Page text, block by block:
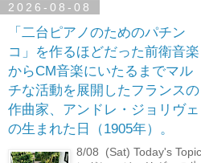
2026-08-08
「二台ピアノのためのパチン
コ」を作るほどだった前衛音楽
からCM音楽にいたるまでマル
チな活動を展開したフランスの
作曲家、アンドレ・ジョリヴェ
の生まれた日（1905年）。
8/08 (Sat) Today's